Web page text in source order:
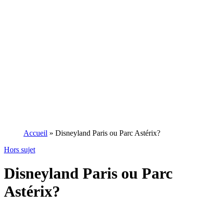
Accueil » Disneyland Paris ou Parc Astérix?
Hors sujet
Disneyland Paris ou Parc
Astérix?